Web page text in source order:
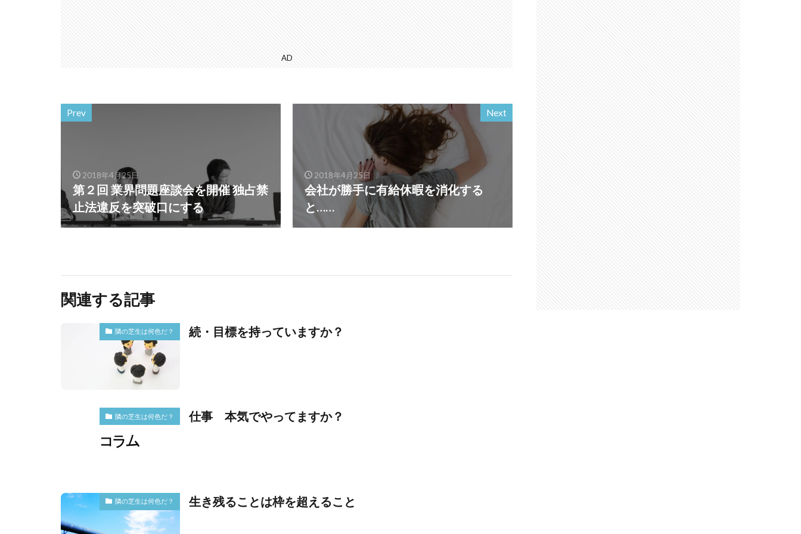
AD
Prev
2018年4月25日
第２回 業界問題座談会を開催 独占禁
止法違反を突破口にする
Next
2018年4月25日
会社が勝手に有給休暇を消化する
と……
関連する記事
隣の芝生は何色だ？ 続・目標を持っていますか？
隣の芝生は何色だ？ 仕事 本気でやってますか？
隣の芝生は何色だ？ 生き残ることは枠を超えること